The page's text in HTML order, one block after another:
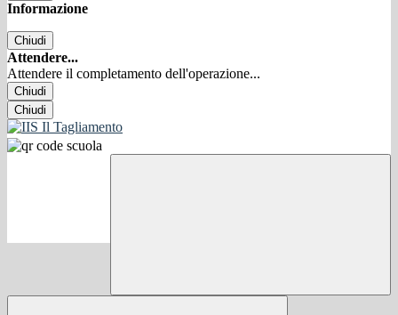
Informazione
Chiudi
Attendere...
Attendere il completamento dell'operazione...
Chiudi
Chiudi